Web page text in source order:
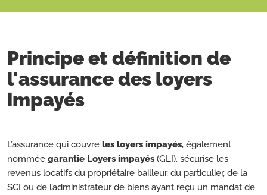
Principe et définition de
l'assurance des loyers
impayés
L’assurance qui couvre les loyers impayés, également
nommée garantie Loyers impayés (GLI), sécurise les
revenus locatifs du propriétaire bailleur, du particulier, de la
SCI ou de l’administrateur de biens ayant reçu un mandat de